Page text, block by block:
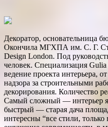
Декоратор, основательница
Окончила МГХПА им. С. Г.
Design London. Под
человек. Специализация
ведение проекта интерьера,
надзора за строительными
декорирования. Количество
Самый сложный — интерьер
быстрый — ­старая дача
интересны “все стили, только